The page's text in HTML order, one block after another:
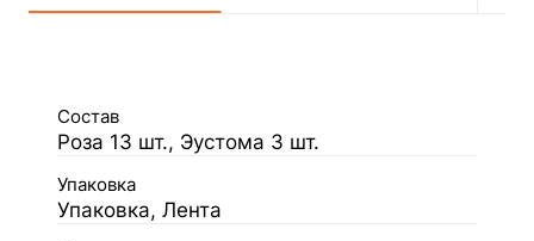
Состав
Роза 13 шт., Эустома 3 шт.
Упаковка
Упаковка, Лента